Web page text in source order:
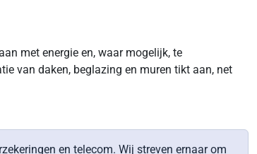
met energie en, waar mogelijk, te
van daken, beglazing en muren tikt aan, net
en telecom. Wij streven ernaar om